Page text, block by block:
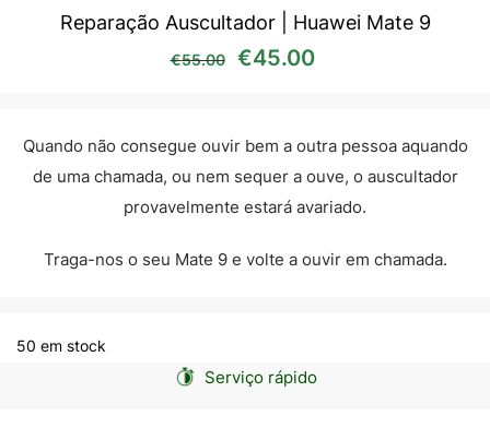
Reparação Auscultador | Huawei Mate 9
€55.00 O preço original era:
€45.00
Quando não consegue ouvir bem a outra pessoa aquando
de uma chamada, ou nem sequer a ouve, o auscultador
provavelmente estará avariado.
Traga-nos o seu Mate 9 e volte a ouvir em chamada.
50 em stock
Serviço rápido